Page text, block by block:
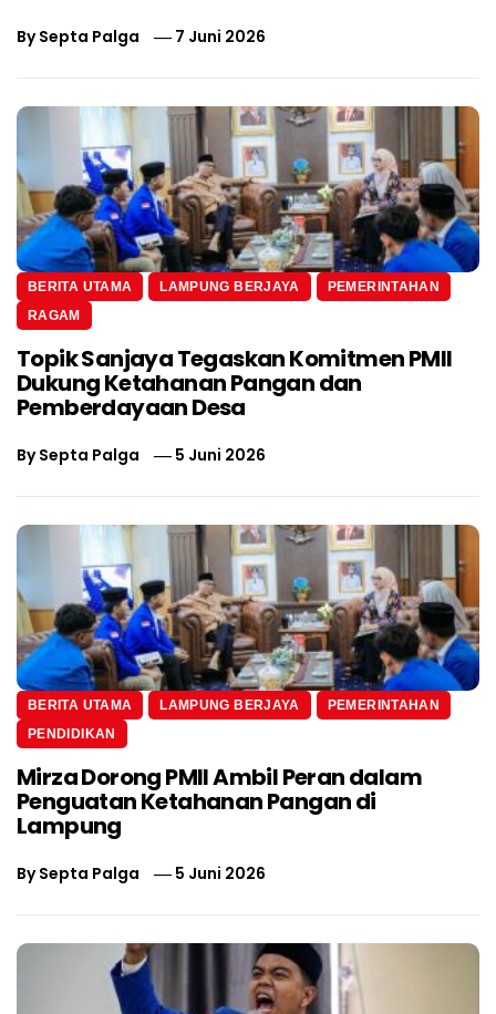
BySepta Palga 7 Juni 2026
BERITA UTAMA LAMPUNG BERJAYA
PEMERINTAHAN
RAGAM
Topik Sanjaya Tegaskan Komitmen PMII
Dukung Ketahanan Pangan dan
Pemberdayaan Desa
BySepta Palga 5 Juni 2026
BERITA UTAMA LAMPUNG BERJAYA
PEMERINTAHAN
PENDIDIKAN
Mirza Dorong PMII Ambil Peran dalam
Penguatan Ketahanan Pangan di
Lampung
BySepta Palga 5 Juni 2026